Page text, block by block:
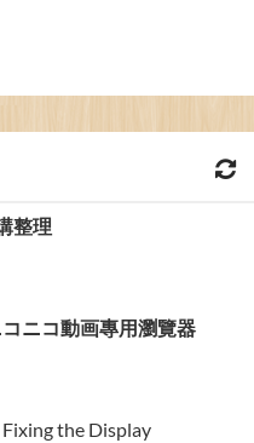
整理
ニコ動画專用瀏覽器
the Display